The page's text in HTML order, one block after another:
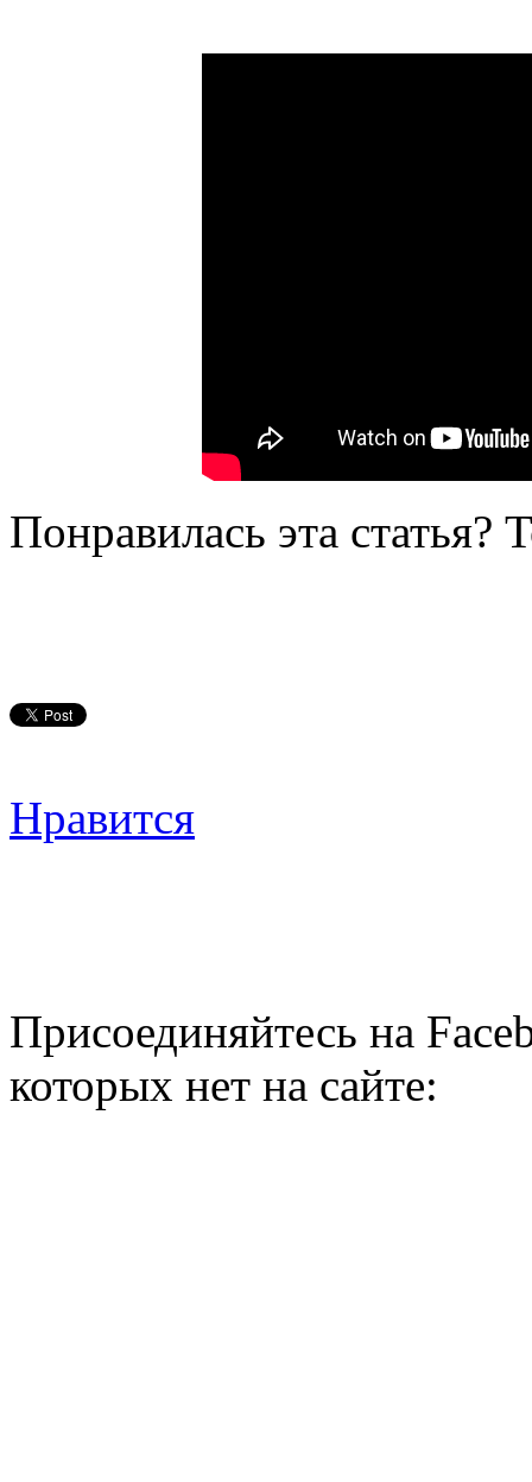
Понравилась эта статья?
Нравится
Присоединяйтесь на
которых нет на сайте: